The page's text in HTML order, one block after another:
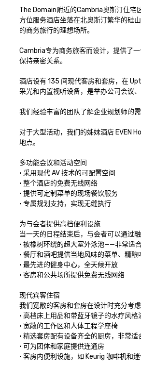
The Domain附近的Cambria奥斯汀住宅
方位服务酒店坐落在北奥斯汀繁华的硅
的商务旅行的理想场所。
Cambria专为商务旅客而设计，提供了
保持亲密关系。
酒店设有 135 间现代客房和套房，在
采光和内置视听设备，是举办公司会议
我们经验丰富的团队了解企业规划师的
对于大型活动，我们的姊妹酒店 EVEN
地点。
多功能会议和活动空间
• 采用现代 AV 技术的可配置空间
• 整个酒店的免费无线网络
• 提供可定制菜单的现场餐饮服务
• 专属规划支持，实现无缝执行
为与会者提供高档便利设施
当一天的日程结束后，与会者可以通过
• 被橡树环绕的超大室外泳池——非常适
• 餐厅和酒吧提供当地风味的菜单、精酿
• 最先进的健身中心，全天候开放
• 客房和公共场所提供免费无线网络
现代宾客住宿
我们宽敞的客房和套房在设计时充分考
• 高档床上用品和带蓝牙镜子的水疗风格
• 宽敞的工作区和人体工程学座椅
• 精选套房配有设备齐全的厨房，非常适
• 可为团体和家庭提供连通房
• 客房内便利设施，如 Keurig 咖啡机和